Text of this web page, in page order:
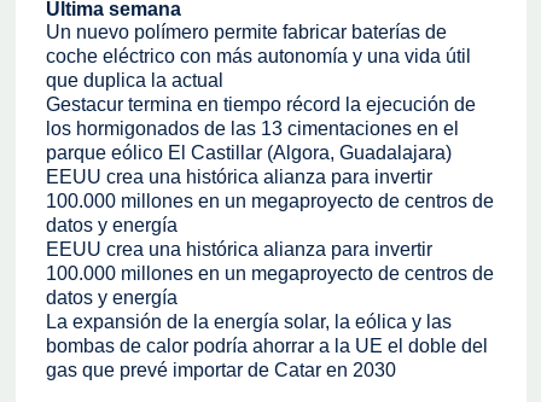
Última semana
Un nuevo polímero permite fabricar baterías de
coche eléctrico con más autonomía y una vida útil
que duplica la actual
Gestacur termina en tiempo récord la ejecución de
los hormigonados de las 13 cimentaciones en el
parque eólico El Castillar (Algora, Guadalajara)
EEUU crea una histórica alianza para invertir
100.000 millones en un megaproyecto de centros de
datos y energía
EEUU crea una histórica alianza para invertir
100.000 millones en un megaproyecto de centros de
datos y energía
La expansión de la energía solar, la eólica y las
bombas de calor podría ahorrar a la UE el doble del
gas que prevé importar de Catar en 2030